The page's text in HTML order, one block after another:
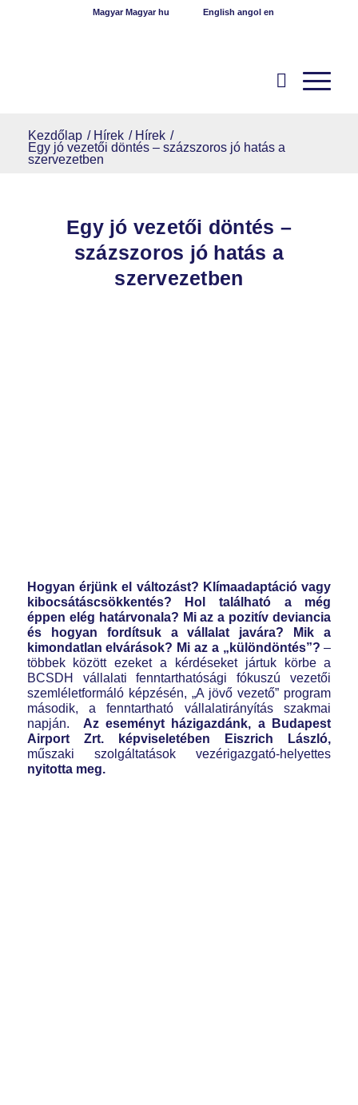
Magyar Magyar hu English angol en
Kezdőlap / Hírek / Hírek /
Egy jó vezetői döntés – százszoros jó hatás a
szervezetben
Egy jó vezetői döntés –
százszoros jó hatás a
szervezetben
Hogyan érjünk el változást? Klímaadaptáció vagy
kibocsátáscsökkentés? Hol található a még
éppen elég határvonala? Mi az a pozitív deviancia
és hogyan fordítsuk a vállalat javára? Mik a
kimondatlan elvárások? Mi az a „különdöntés”?–
többek között ezeket a kérdéseket jártuk körbe a
BCSDH vállalati fenntarthatósági fókuszú vezetői
szemléletformáló képzésén, „A jövő vezető” program
második, a fenntartható vállalatirányítás szakmai
napján. Az eseményt házigazdánk, a Budapest
Airport Zrt. képviseletében Eiszrich László,
műszaki szolgáltatások vezérigazgató-helyettes
nyitotta meg.